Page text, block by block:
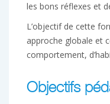
les bons réflexes et
L’objectif de cette
approche globale et
comportement,
Objectifs